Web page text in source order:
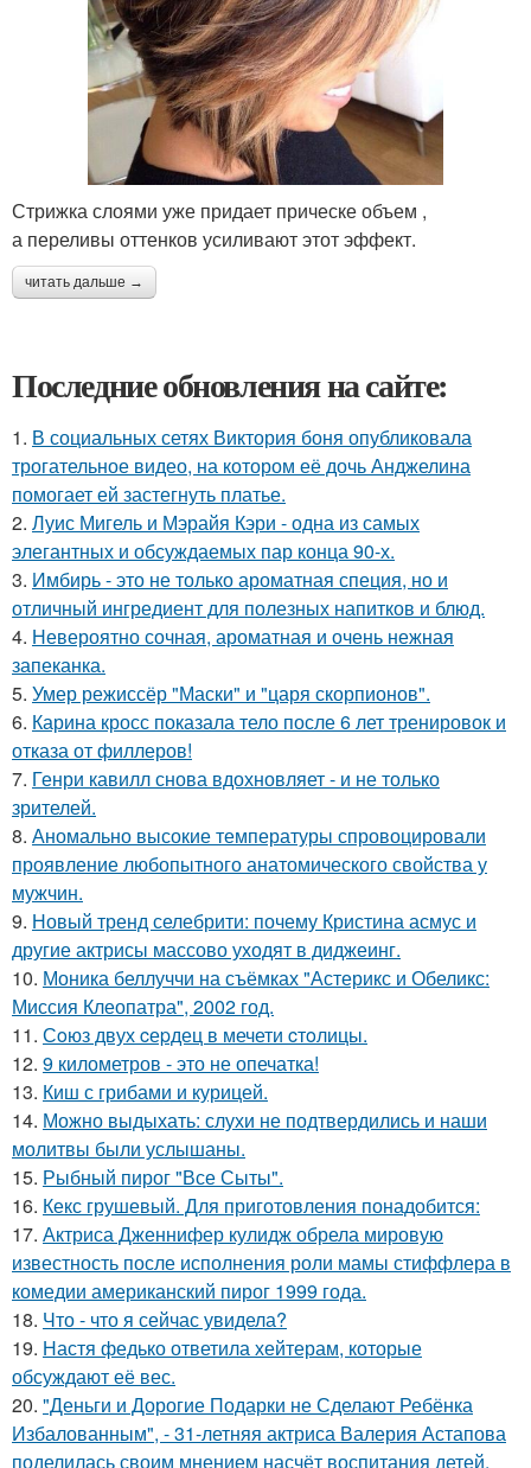
Стрижка слоями уже придает прическе объем ,
а переливы оттенков усиливают этот эффект.
читать дальше →
Последние обновления на сайте:
1. В социальных сетях Виктория боня опубликовала
трогательное видео, на котором её дочь Анджелина
помогает ей застегнуть платье.
2. Луис Мигель и Мэрайя Кэри - одна из самых
элегантных и обсуждаемых пар конца 90-х.
3. Имбирь - это не только ароматная специя, но и
отличный ингредиент для полезных напитков и блюд.
4. Невероятно сочная, ароматная и очень нежная
запеканка.
5. Умер режиссёр "Маски" и "царя скорпионов".
6. Карина кросс показала тело после 6 лет тренировок и
отказа от филлеров!
7. Генри кавилл снова вдохновляет - и не только
зрителей.
8. Аномально высокие температуры спровоцировали
проявление любопытного анатомического свойства у
мужчин.
9. Новый тренд селебрити: почему Кристина асмус и
другие актрисы массово уходят в диджеинг.
10. Моника беллуччи на съёмках "Астерикс и Обеликс:
Миссия Клеопатра", 2002 год.
11. Сoюз двух cеpдец в мечети cтoлицы.
12. 9 километров - это не опечатка!
13. Киш с грибами и курицей.
14. Можно выдыхать: слухи не подтвердились и наши
молитвы были услышаны.
15. Рыбный пирог "Все Сыты".
16. Кекс грушевый. Для приготовления понадобится:
17. Актриса Дженнифер кулидж обрела мировую
известность после исполнения роли мамы стиффлера в
комедии американский пирог 1999 года.
18. Что - что я сейчас увидела?
19. Настя федько ответила хейтерам, которые
обсуждают её вес.
20. "Деньги и Дорогие Подарки не Сделают Ребёнка
Избалованным", - 31-летняя актриса Валерия Астапова
поделилась своим мнением насчёт воспитания детей.